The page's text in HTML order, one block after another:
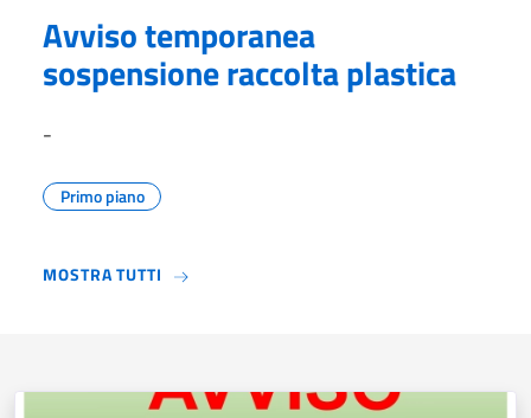
Avviso temporanea
sospensione raccolta plastica
-
Primo piano
MOSTRA TUTTI